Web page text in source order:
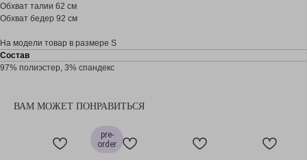
Обхват талии 62 см
Обхват бедер 92 см
На модели товар в размере S
Состав
97% полиэстер, 3% спандекс
ВАМ МОЖЕТ ПОНРАВИТЬСЯ
pre-
order